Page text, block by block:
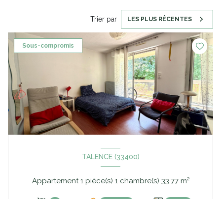
Trier par LES PLUS RÉCENTES
Sous-compromis
TALENCE (33400)
Appartement 1 pièce(s) 1 chambre(s) 33.77 m²